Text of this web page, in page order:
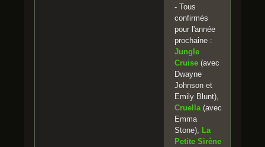
- Tous
confirmés
pour l'année
prochaine :
Jungle
Cruise (avec
Dwayne
Johnson et
Emily Blunt),
Cruella (avec
Emma
Stone),
La
Petite Sirène